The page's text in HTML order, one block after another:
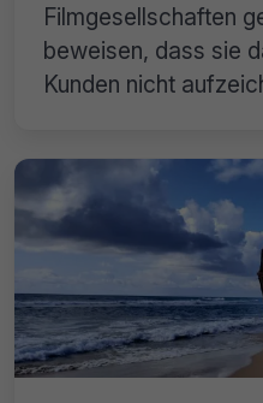
Filmgesellschaften
beweisen, dass sie
Kunden nicht